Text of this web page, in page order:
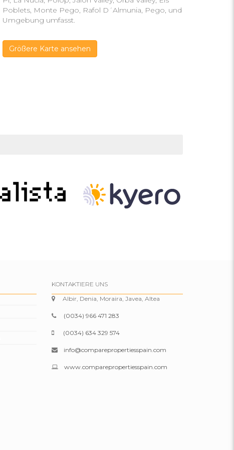
Poblets, Monte Pego, Rafol D´Almunia, Pego, und
Umgebung umfasst.
Größere Karte ansehen
KONTAKTIERE UNS
Albir, Denia, Moraira, Javea, Altea
(0034) 966 471 283
(0034) 634 329 574
info@comparepropertiesspain.com
www.comparepropertiesspain.com